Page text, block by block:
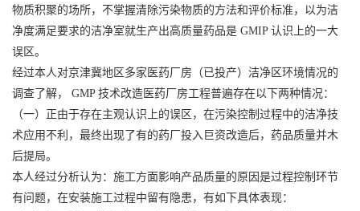
物质积聚的场所，不掌握清除污染物质的方法和评价标准，以为洁
净度满足要求的洁净室就生产出高质量药品是 GMIP 认识上的一大
误区。
经过本人对京津冀地区多家医药厂房（已投产）洁净区环境情况的
调查了解， GMP 技术改造医药厂房工程普遍存在以下两种情况：
（一）正由于存在主观认识上的误区，在污染控制过程中的洁净技
术应用不利，最终出现了有的药厂投入巨资改造后，药品质量并木
后提局。
本人经过分析认为：施工方面影响产品质量的原因是过程控制环节
有问题，在安装施工过程中留有隐患，有如下具体表现：